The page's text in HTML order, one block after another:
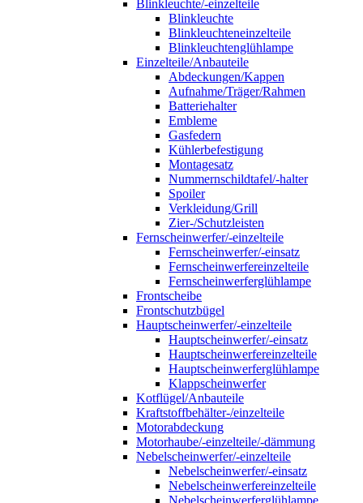
Blinkleuchte/-einzelteile
Blinkleuchte
Blinkleuchteneinzelteile
Blinkleuchtenglühlampe
Einzelteile/Anbauteile
Abdeckungen/Kappen
Aufnahme/Träger/Rahmen
Batteriehalter
Embleme
Gasfedern
Kühlerbefestigung
Montagesatz
Nummernschildtafel/-halter
Spoiler
Verkleidung/Grill
Zier-/Schutzleisten
Fernscheinwerfer/-einzelteile
Fernscheinwerfer/-einsatz
Fernscheinwerfereinzelteile
Fernscheinwerferglühlampe
Frontscheibe
Frontschutzbügel
Hauptscheinwerfer/-einzelteile
Hauptscheinwerfer/-einsatz
Hauptscheinwerfereinzelteile
Hauptscheinwerferglühlampe
Klappscheinwerfer
Kotflügel/Anbauteile
Kraftstoffbehälter-/einzelteile
Motorabdeckung
Motorhaube/-einzelteile/-dämmung
Nebelscheinwerfer/-einzelteile
Nebelscheinwerfer/-einsatz
Nebelscheinwerfereinzelteile
Nebelscheinwerferglühlampe